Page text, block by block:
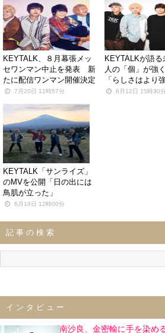
KEYTALK、８月幕張メッ
セワンマン中止を発表 新
たに配信ワンマン開催決定
7月20日 11時57分
KEYTALKが語る
人の「個」が強
「らしさはより
6月12日 15時30分
KEYTALK「サンライズ」
のMVを公開「日の出には
鳥肌が立った」
6月10日 12時00分
記事の検索
インタビュー
南沙良、金密輸に手を染